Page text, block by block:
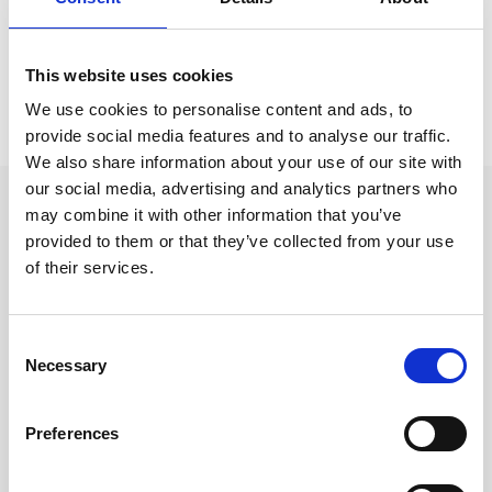
This website uses cookies
We use cookies to personalise content and ads, to
provide social media features and to analyse our traffic.
We also share information about your use of our site with
our social media, advertising and analytics partners who
may combine it with other information that you’ve
provided to them or that they’ve collected from your use
of their services.
Selection
Necessary
Preferences
Prishistorik
Lägsta pris senaste 30 dagarna är 22 kr (2026-08-07)
Andra tittade även på